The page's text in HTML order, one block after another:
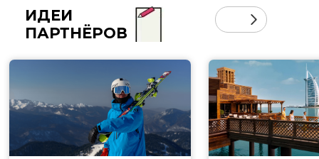
ИДЕИ
ПАРТНЁРОВ